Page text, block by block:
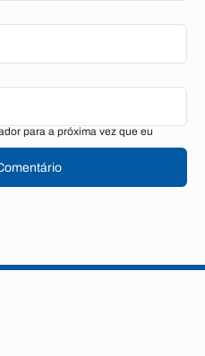
para a próxima vez que eu